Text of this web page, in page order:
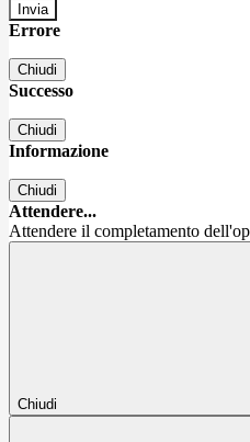
Errore
Chiudi
Successo
Chiudi
Informazione
Chiudi
Attendere...
Attendere il completamento
Chiudi